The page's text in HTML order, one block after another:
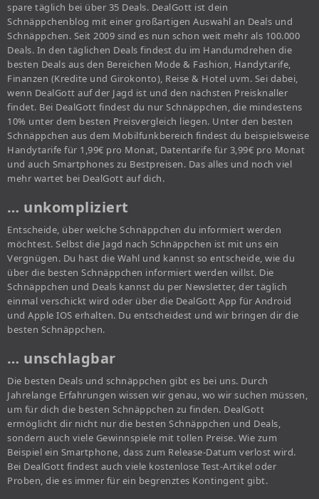
spare täglich bei über 35 Deals. DealGott ist dein
Schnäppchenblog mit einer großartigen Auswahl an Deals und
Schnäppchen. Seit 2009 sind es nun schon weit mehr als 100.000
Deals. In den täglichen Deals findest du im Handumdrehen die
besten Deals aus den Bereichen Mode & Fashion, Handytarife,
Finanzen (Kredite und Girokonto), Reise & Hotel uvm. Sei dabei,
wenn DealGott auf der Jagd ist und den nächsten Preisknaller
findet. Bei DealGott findest du nur Schnäppchen, die mindestens
10% unter dem besten Preisvergleich liegen. Unter den besten
Schnäppchen aus dem Mobilfunkbereich findest du beispielsweise
Handytarife für 1,99€ pro Monat, Datentarife für 3,99€ pro Monat
und auch Smartphones zu Bestpreisen. Das alles und noch viel
mehr wartet bei DealGott auf dich.
… unkompliziert
Entscheide, über welche Schnäppchen du informiert werden
möchtest. Selbst die Jagd nach Schnäppchen ist mit uns ein
Vergnügen. Du hast die Wahl und kannst so entscheide, wie du
über die besten Schnäppchen informiert werden willst. Die
Schnäppchen und Deals kannst du per Newsletter, der täglich
einmal verschickt wird oder über die DealGott App für Android
und Apple IOS erhalten. Du entscheidest und wir bringen dir die
besten Schnäppchen.
… unschlagbar
Die besten Deals und schnäppchen gibt es bei uns. Durch
Jahrelange Erfahrungen wissen wir genau, wo wir suchen müssen,
um für dich die besten Schnäppchen zu finden. DealGott
ermöglicht dir nicht nur die besten Schnäppchen und Deals,
sondern auch viele Gewinnspiele mit tollen Preise. Wie zum
Beispiel ein Smartphone, dass zum Release-Datum verlost wird.
Bei DealGott findest auch viele kostenlose Test-Artikel oder
Proben, die es immer für ein begrenztes Kontingent gibt.